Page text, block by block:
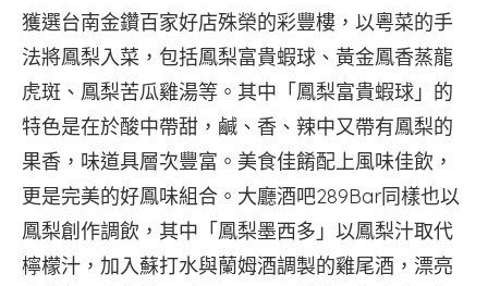
獲選台南金鑽百家好店殊榮的彩豐樓，以粵菜的手
法將鳳梨入菜，包括鳳梨富貴蝦球、黃金鳳香蒸龍
虎斑、鳳梨苦瓜雞湯等。其中「鳳梨富貴蝦球」的
特色是在於酸中帶甜，鹹、香、辣中又帶有鳳梨的
果香，味道具層次豐富。美食佳餚配上風味佳飲，
更是完美的好鳳味組合。大廳酒吧289Bar同樣也以
鳳梨創作調飲，其中「鳳梨墨西多」以鳳梨汁取代
檸檬汁，加入蘇打水與蘭姆酒調製的雞尾酒，漂亮